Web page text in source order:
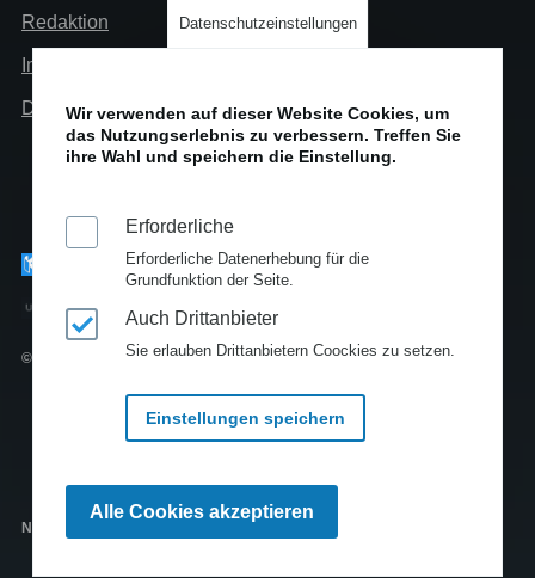
Redaktion
Impressum
Datenschutz
© Copyright 2010-2025
Newsfeeds
Datenschutzeinstellungen
Wir verwenden auf dieser Website Cookies, um
das Nutzungserlebnis zu verbessern. Treffen Sie
ihre Wahl und speichern die Einstellung.
Erforderliche
Erforderliche Datenerhebung für die
Grundfunktion der Seite.
Auch Drittanbieter
Sie erlauben Drittanbietern Coockies zu setzen.
Einstellungen speichern
Alle Cookies akzeptieren